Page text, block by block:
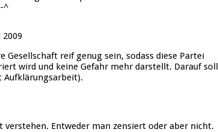
^
Gesellschaft reif genug sein, sodass diese Partei
wird und keine Gefahr mehr darstellt. Darauf
verstehen. Entweder man zensiert oder aber nicht.